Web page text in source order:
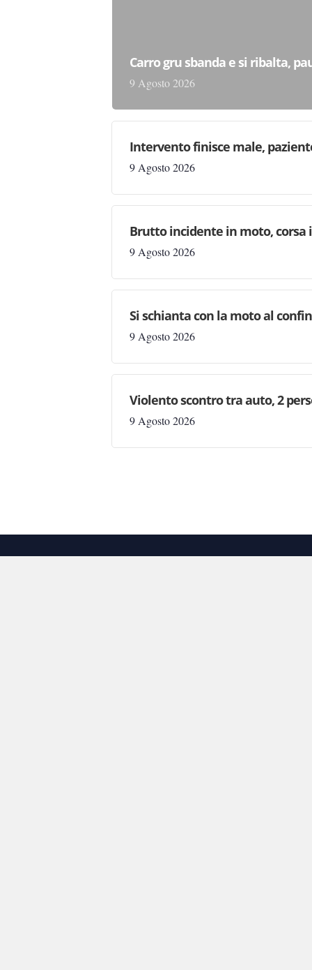
Carro gru sbanda e si ribalta,
9 Agosto 2026
Intervento finisce male,
9 Agosto 2026
Brutto incidente in moto, corsa
9 Agosto 2026
Si schianta con la moto al
9 Agosto 2026
Violento scontro tra auto, 2
9 Agosto 2026